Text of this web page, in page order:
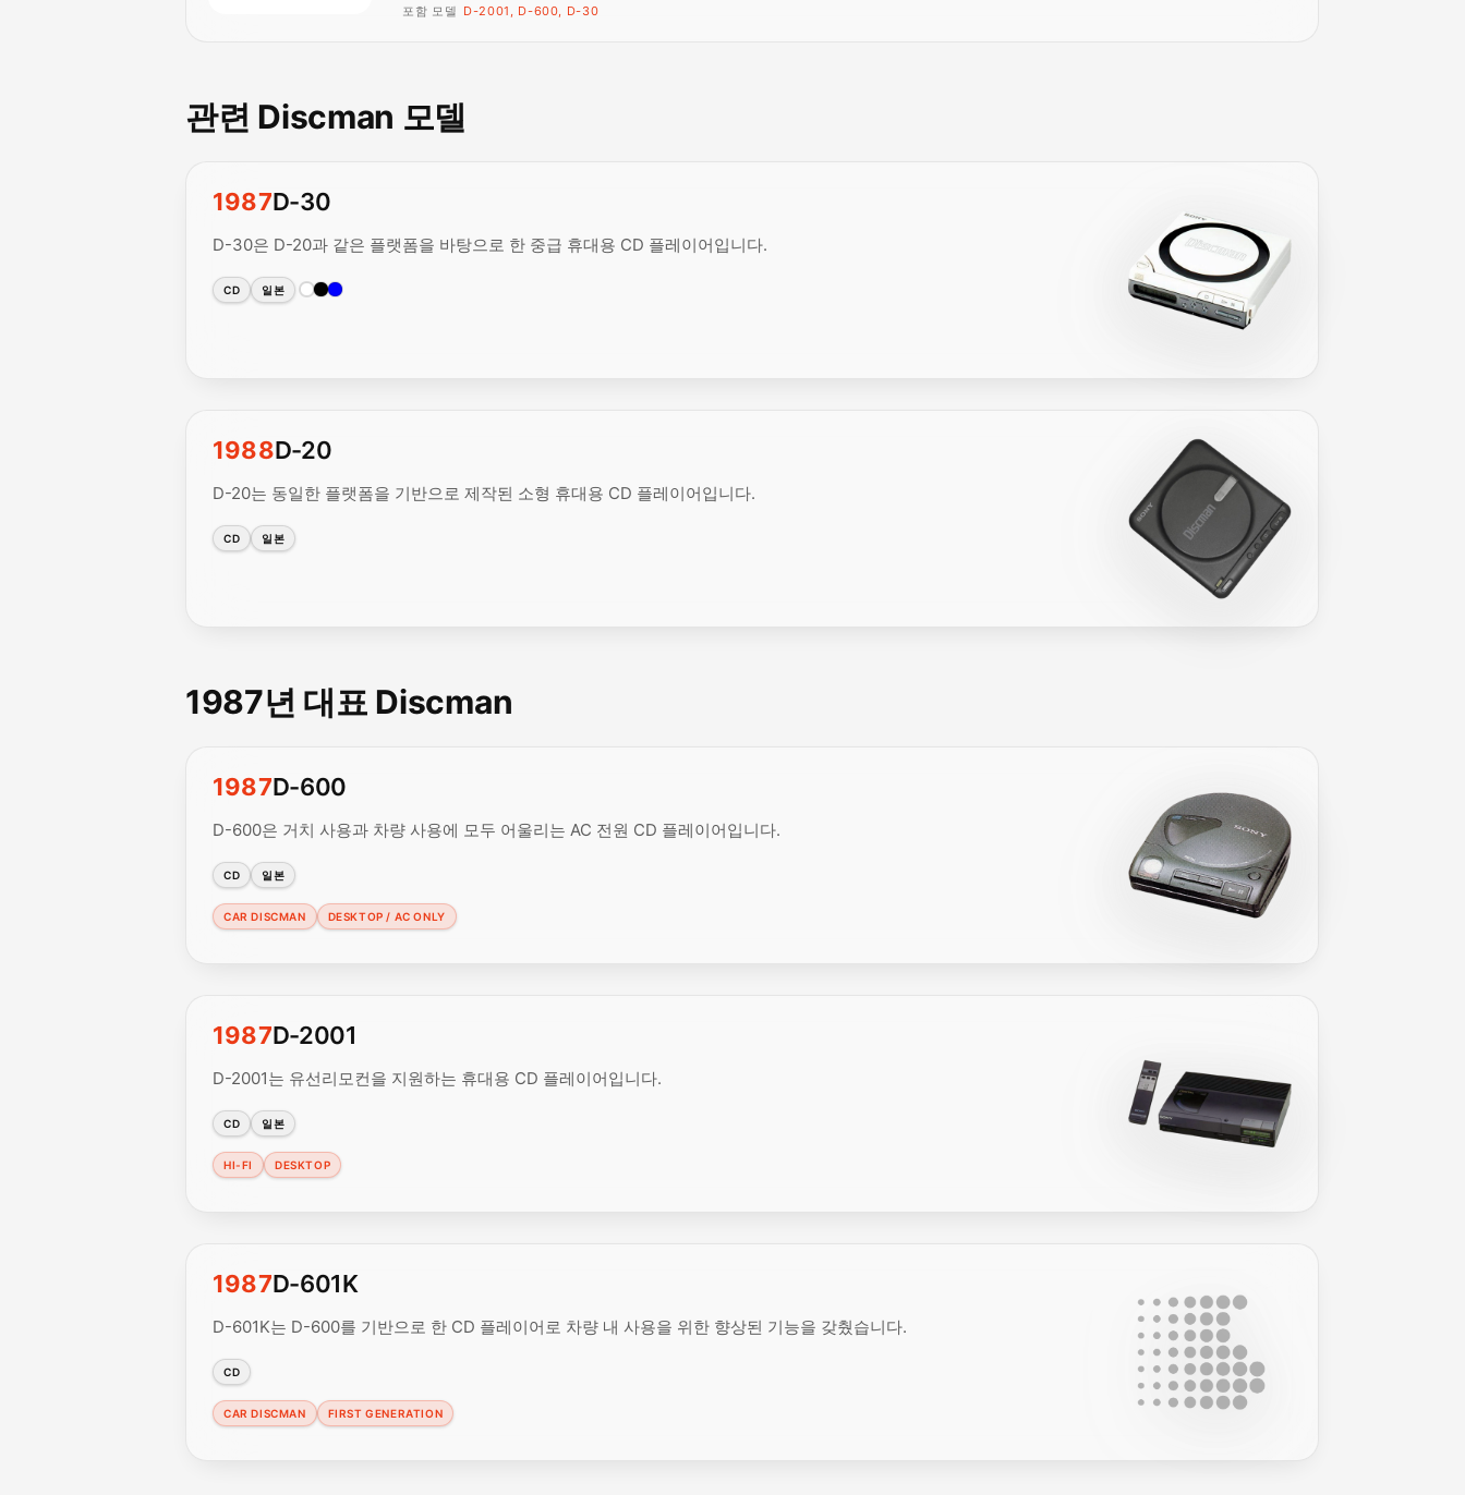
포함 모델 D-2001, D-600, D-30
관련 Discman 모델
1987D-30
D-30은 D-20과 같은 플랫폼을 바탕으로 한 중급 휴대용 CD 플레이어입니다.
CD 일본
1988D-20
D-20는 동일한 플랫폼을 기반으로 제작된 소형 휴대용 CD 플레이어입니다.
CD 일본
1987년 대표 Discman
1987D-600
D-600은 거치 사용과 차량 사용에 모두 어울리는 AC 전원 CD 플레이어입니다.
CD 일본
CAR DISCMAN DESKTOP / AC ONLY
1987D-2001
D-2001는 유선리모컨을 지원하는 휴대용 CD 플레이어입니다.
CD 일본
HI-FI DESKTOP
1987D-601K
D-601K는 D-600를 기반으로 한 CD 플레이어로 차량 내 사용을 위한 향상된 기능을 갖췄습니다.
CD
CAR DISCMAN FIRST GENERATION